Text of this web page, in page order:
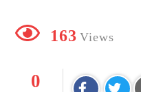
163 Views
0